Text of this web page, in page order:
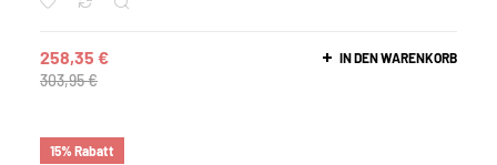
303,95€
258,35 € IN DEN WARENKORB
15% Rabatt